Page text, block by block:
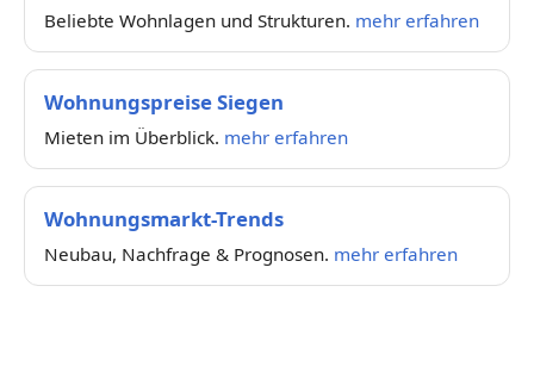
Beliebte Wohnlagen und Strukturen. mehr erfahren
Wohnungspreise Siegen
Mieten im Überblick. mehr erfahren
Wohnungsmarkt-Trends
Neubau, Nachfrage & Prognosen. mehr erfahren